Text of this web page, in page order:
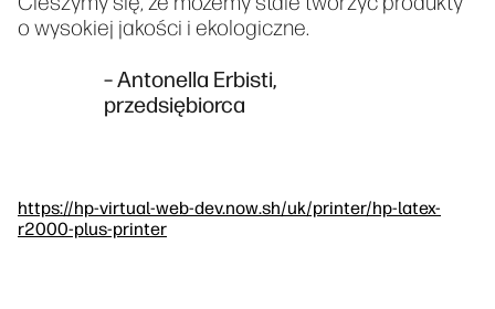
o wysokiej jakości i ekologiczne.
– Antonella Erbisti,
przedsiębiorca
https://hp-virtual-web-dev.now.sh/uk/printer/hp-latex-
r2000-plus-printer